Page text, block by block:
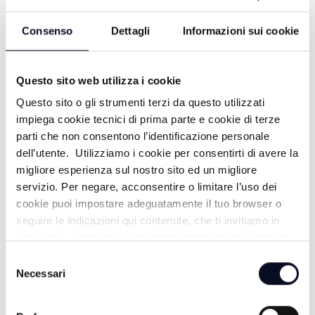
Consenso Dettagli Informazioni sui cookie
Questo sito web utilizza i cookie
Questo sito o gli strumenti terzi da questo utilizzati
impiega cookie tecnici di prima parte e cookie di terze
parti che non consentono l’identificazione personale
dell’utente. Utilizziamo i cookie per consentirti di avere la
migliore esperienza sul nostro sito ed un migliore
servizio. Per negare, acconsentire o limitare l’uso dei
cookie puoi impostare adeguatamente il tuo browser o
seguire le indicazioni qui contenute, che ti invitiamo in
delNecessari
ALTRE NOTIZIE TUTTE LE NOTIZIE